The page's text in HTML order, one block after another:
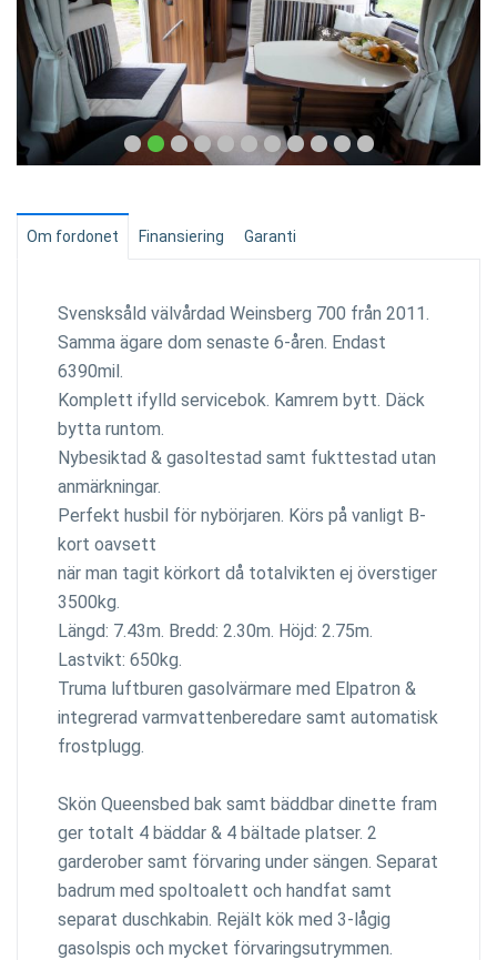
Om fordonet Finansiering Garanti
Svensksåld välvårdad Weinsberg 700 från 2011.
Samma ägare dom senaste 6-åren. Endast
6390mil.
Komplett ifylld servicebok. Kamrem bytt. Däck
bytta runtom.
Nybesiktad & gasoltestad samt fukttestad utan
anmärkningar.
Perfekt husbil för nybörjaren. Körs på vanligt B-
kort oavsett
när man tagit körkort då totalvikten ej överstiger
3500kg.
Längd: 7.43m. Bredd: 2.30m. Höjd: 2.75m.
Lastvikt: 650kg.
Truma luftburen gasolvärmare med Elpatron &
integrerad varmvattenberedare samt automatisk
frostplugg.
Skön Queensbed bak samt bäddbar dinette fram
ger totalt 4 bäddar & 4 bältade platser. 2
garderober samt förvaring under sängen. Separat
badrum med spoltoalett och handfat samt
separat duschkabin. Rejält kök med 3-lågig
gasolspis och mycket förvaringsutrymmen.